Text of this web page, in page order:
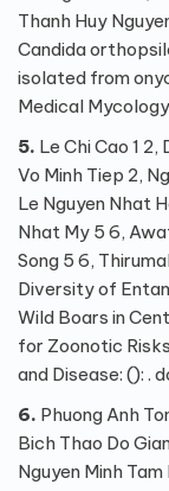
Thanh Huy
Candida
isolated from
Medical
5. Le Chi Cao 1 2,
Vo Minh Tiep 2,
Le Nguyen Nhat
Nhat My 5 6,
Song 5 6,
Diversity of
Wild Boars in
for Zoonotic
and Disease: (): .
6. Phuong Anh
Bich Thao Do
Nguyen Minh